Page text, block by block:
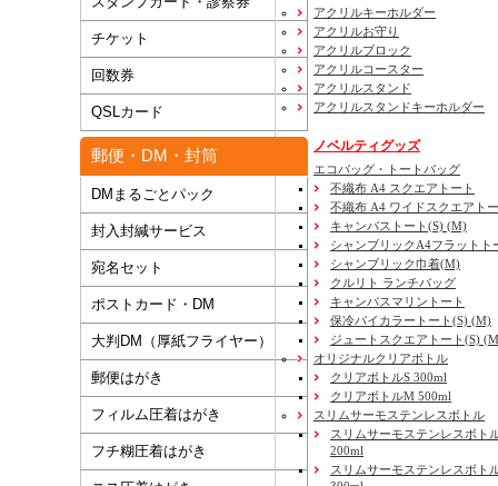
チケット
回数券
QSLカード
郵便・DM・封筒
DMまるごとパック
封入封緘サービス
宛名セット
ポストカード・DM
大判DM（厚紙フライヤー）
郵便はがき
フィルム圧着はがき
フチ糊圧着はがき
アクリルキーホルダー
アクリルお守り
アクリルブロック
アクリルコースター
アクリルスタンド
アクリルスタンドキーホルダー
ノベルティグッズ
エコバッグ・トートバッグ
不織布 A4 スクエアトート
不織布 A4 ワイドスクエアト
キャンバストート(S) (M)
シャンブリックA4フラットト
シャンブリック巾着(M)
クルリト ランチバッグ
キャンバスマリントート
保冷バイカラートート(S) (M)
ジュートスクエアトート(S)
オリジナルクリアボトル
クリアボトルS 300ml
クリアボトルM 500ml
スリムサーモステンレスボトル
スリムサーモステンレスボト
200ml
スリムサーモステンレスボト